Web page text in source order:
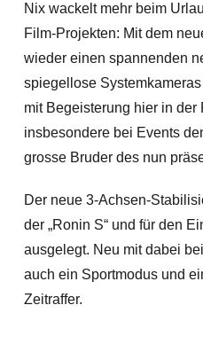
Nix wackelt mehr beim
Film-Projekten: Mit dem
wieder einen spannenden
spiegellose
mit Begeisterung hier in der
insbesondere bei Events
grosse Bruder des nun
Der neue 3-Achsen-
der „Ronin S“ und für den
ausgelegt. Neu mit dabei
auch ein Sportmodus und
Zeitraffer.